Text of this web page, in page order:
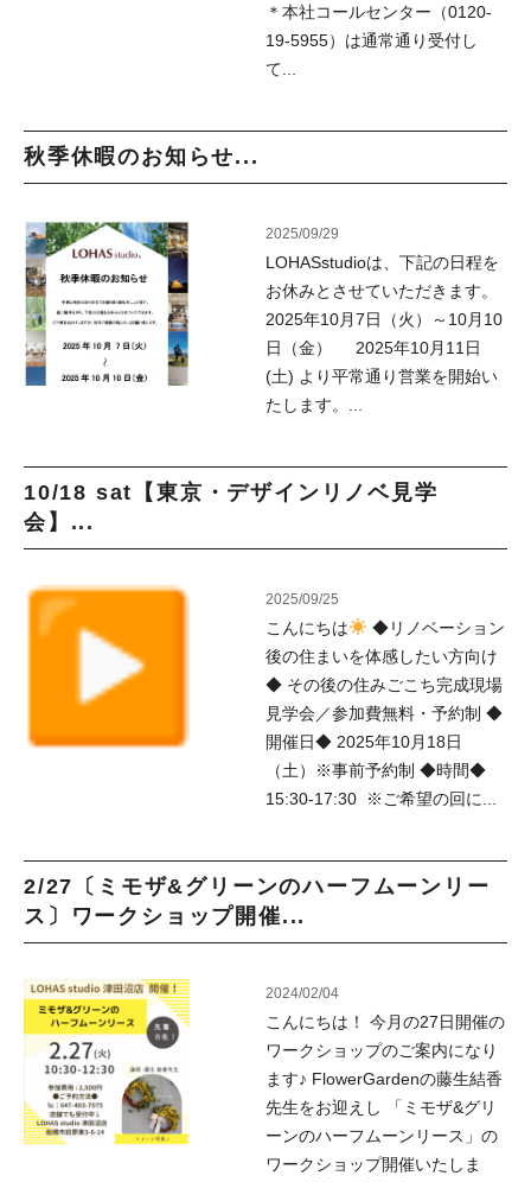
＊本社コールセンター（0120-
19-5955）は通常通り受付し
て...
秋季休暇のお知らせ...
2025/09/29
LOHASstudioは、下記の日程を
お休みとさせていただきます。
2025年10月7日（火）～10月10
日（金） 2025年10月11日
(土) より平常通り営業を開始い
たします。...
10/18 sat【東京・デザインリノベ見学
会】...
2025/09/25
こんにちは
◆リノベーション
後の住まいを体感したい方向け
◆ その後の住みごこち完成現場
見学会／参加費無料・予約制 ◆
開催日◆ 2025年10月18日
（土）※事前予約制 ◆時間◆
15:30-17:30 ※ご希望の回に...
2/27〔ミモザ&グリーンのハーフムーンリー
ス〕ワークショップ開催...
2024/02/04
こんにちは！ 今月の27日開催の
ワークショップのご案内になり
ます♪ FlowerGardenの藤生結香
先生をお迎えし 「ミモザ&グリ
ーンのハーフムーンリース」の
ワークショップ開催いたしま